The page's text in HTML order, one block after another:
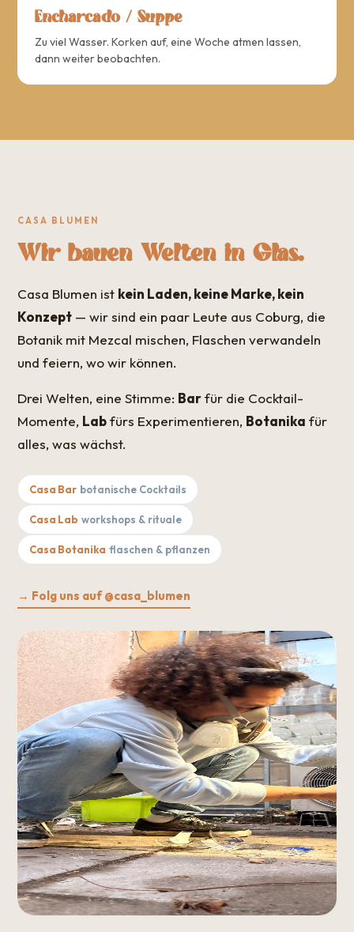
Encharcado / Suppe
Zu viel Wasser. Korken auf, eine Woche atmen lassen,
dann weiter beobachten.
CASA BLUMEN
Wir bauen Welten in Glas.
Casa Blumen ist kein Laden, keine Marke, kein
Konzept — wir sind ein paar Leute aus Coburg, die
Botanik mit Mezcal mischen, Flaschen verwandeln
und feiern, wo wir können.
Drei Welten, eine Stimme: Barfür die Cocktail-
Momente, Labfürs Experimentieren, Botanika für
alles, was wächst.
Casa Bar botanische Cocktails
Casa Lab workshops & rituale
Casa Botanika flaschen & pflanzen
→ Folg uns auf @casa_blumen